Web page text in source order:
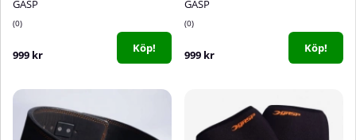
GASP
0
999 kr Köp!
GASP
0
999 kr Köp!